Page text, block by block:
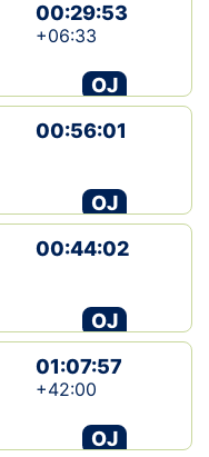
00:29:53
+06:33
OJ
00:56:01
OJ
00:44:02
OJ
01:07:57
+42:00
OJ